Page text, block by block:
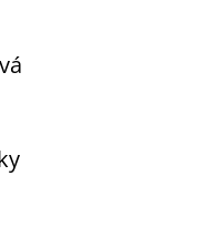
je 5 z 5 hvězdiček.
je 5 z 5 hvězdiček.